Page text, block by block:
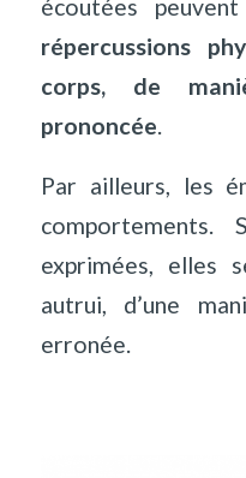
écoutées peuvent
répercussions
corps, de
prononcée.
Par ailleurs, les
exprimées, elles
autrui, d’une
erronée.